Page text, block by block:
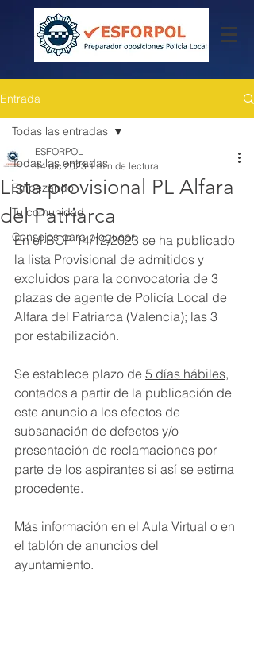
Entrada
Todas las entradas
Empezando
Tu comunidad
Consejos para bloguear
Todas las entradas
Lista provisional PL Alfara
del Patriarca
ESFORPOL
14 dic 2023 1 min de lectura
En el BOP 14/12/2023 se ha publicado
la lista Provisional de admitidos y
excluidos para la convocatoria de 3
plazas de agente de Policía Local de
Alfara del Patriarca (Valencia); las 3
por estabilización.
Se establece plazo de 5 días hábiles,
contados a partir de la publicación de
este anuncio a los efectos de
subsanación de defectos y/o
presentación de reclamaciones por
parte de los aspirantes si así se estima
procedente.
Más información en el Aula Virtual o en
el tablón de anuncios del
ayuntamiento.